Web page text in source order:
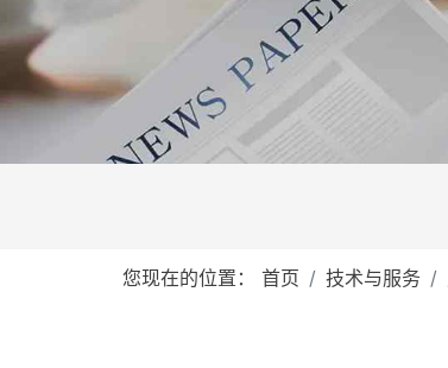
您现在的位置： 首页 技术与服务